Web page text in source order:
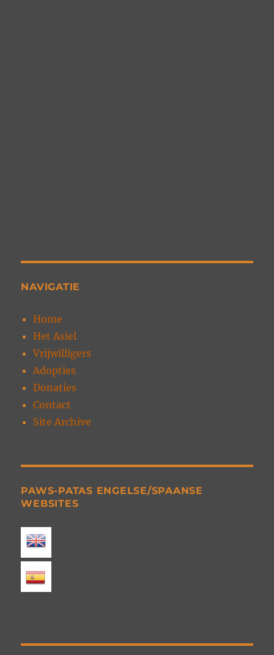
NAVIGATIE
Home
Het Asiel
Vrijwilligers
Adopties
Donaties
Contact
Site Archive
PAWS-PATAS ENGELSE/SPAANSE
WEBSITES